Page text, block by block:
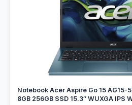
Notebook Acer Aspire Go 15 AG15-
8GB 256GB SSD 15.3″ WUXGA IPS